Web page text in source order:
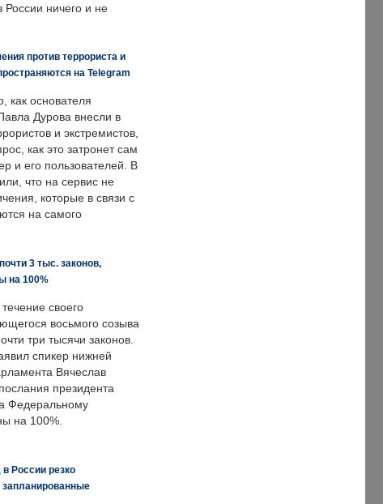
России ничего и не
против террориста и
на Telegram
как основателя
Дурова внесли в
и экстремистов,
как это затронет сам
и его пользователей. В
что на сервис не
которые в связи с
на самого
3 тыс. законов,
на 100%
своего
восьмого созыва
три тысячи законов.
спикер нижней
Вячеслав
президента
Федеральному
на 100%.
России резко
запланированные